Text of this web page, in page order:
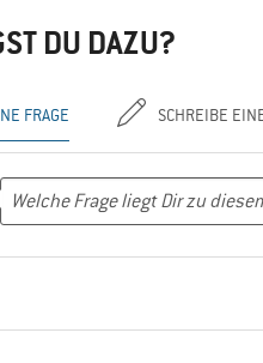
DU DAZU?
FRAGE SCHREIBE